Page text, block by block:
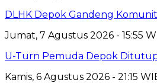
DLHK Depok Gandeng
Jumat, 7 Agustus 2026 - 15:55
U-Turn Pemuda Depok
Kamis, 6 Agustus 2026 - 21:15